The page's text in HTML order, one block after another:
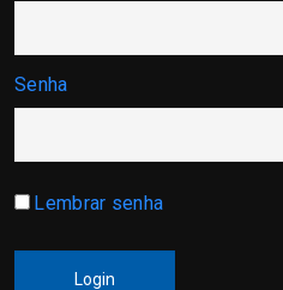
Senha
Lembrar senha
Login